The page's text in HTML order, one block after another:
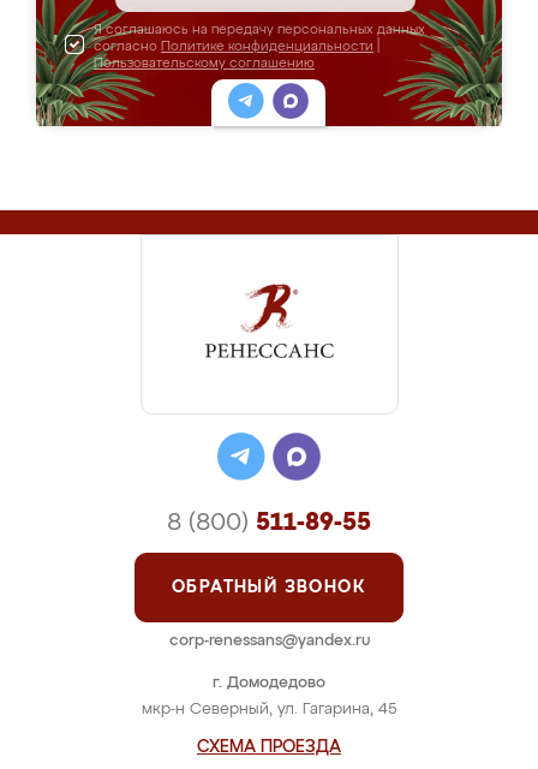
Я соглашаюсь на передачу персональных данных
согласно Политике конфиденциальности
Пользовательскому соглашению
г. Домодедово
мкр-н Северный, ул. Гагарина, 45
СХЕМА ПРОЕЗДА
8 (800) 511-89-55
ОБРАТНЫЙ ЗВОНОК
corp-renessans@yandex.ru